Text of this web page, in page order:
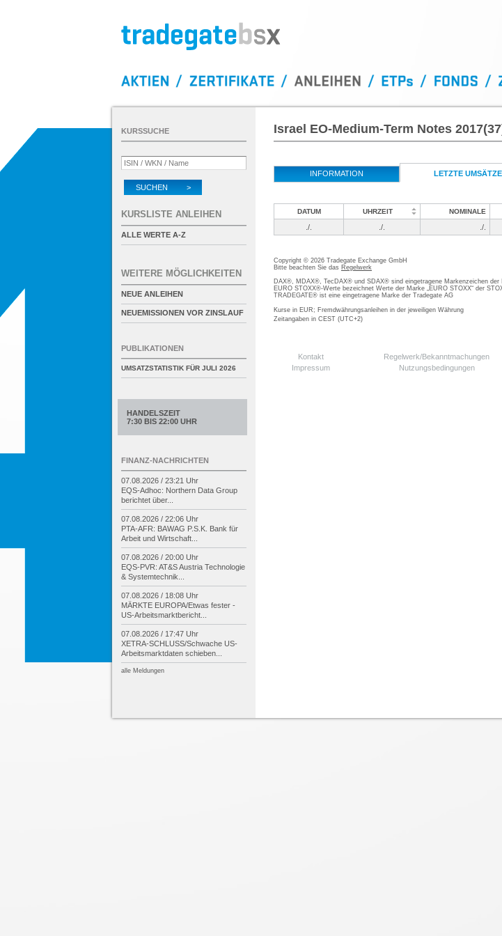
Israel EO-Medium-Term Notes
INFORMATION LETZTE UMSÄTZE
DATUM UHRZEIT NOMINALE
./. ./. ./.
Copyright © 2026 Tradegate Exchange GmbH
Bitte beachten Sie das Regelwerk
DAX®, MDAX®, TecDAX® und SDAX® sind eingetragene Markenzeichen der
EURO STOXX®-Werte bezeichnet Werte der Marke „EURO STOXX“ der
TRADEGATE® ist eine eingetragene Marke der Tradegate AG
Kurse in EUR; Fremdwährungsanleihen in der jeweiligen Währung
Zeitangaben in CEST (UTC+2)
Kontakt Regelwerk/Bekanntmachungen
Impressum
Nutzungsbedingungen
KURSSUCHE
SUCHEN >
KURSLISTE ANLEIHEN
ALLE WERTE A-Z
WEITERE MÖGLICHKEITEN
NEUE ANLEIHEN
NEUEMISSIONEN VOR ZINSLAUF
PUBLIKATIONEN
UMSATZSTATISTIK FÜR JULI 2026
HANDELSZEIT
7:30 BIS 22:00 UHR
FINANZ-NACHRICHTEN
07.08.2026 / 23:21 Uhr
EQS-Adhoc: Northern Data Group
berichtet über...
07.08.2026 / 22:06 Uhr
PTA-AFR: BAWAG P.S.K. Bank für
Arbeit und Wirtschaft...
07.08.2026 / 20:00 Uhr
EQS-PVR: AT&S Austria Technologie
& Systemtechnik...
07.08.2026 / 18:08 Uhr
MÄRKTE EUROPA/Etwas fester -
US-Arbeitsmarktbericht...
07.08.2026 / 17:47 Uhr
XETRA-SCHLUSS/Schwache US-
Arbeitsmarktdaten schieben...
alle Meldungen